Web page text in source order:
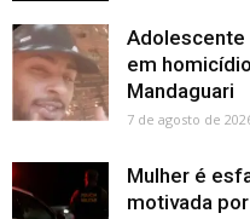
Adolescente
em
Mandaguari
7 de agosto de
Mulher é
motivada